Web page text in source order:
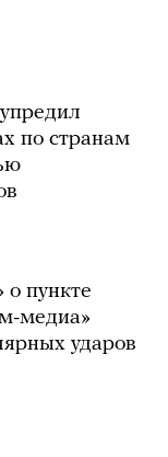
по странам
пункте
медиа»
ударов